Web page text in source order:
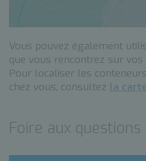
Vous pouvez également
que vous rencontrez sur vos
Pour localiser les
chez vous, consultez la
Foire aux questions